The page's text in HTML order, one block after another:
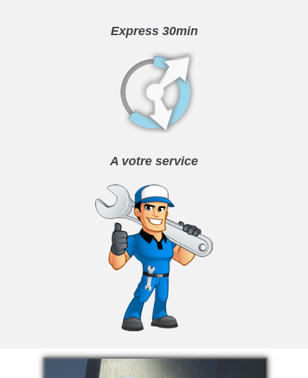
Express 30min
A votre service